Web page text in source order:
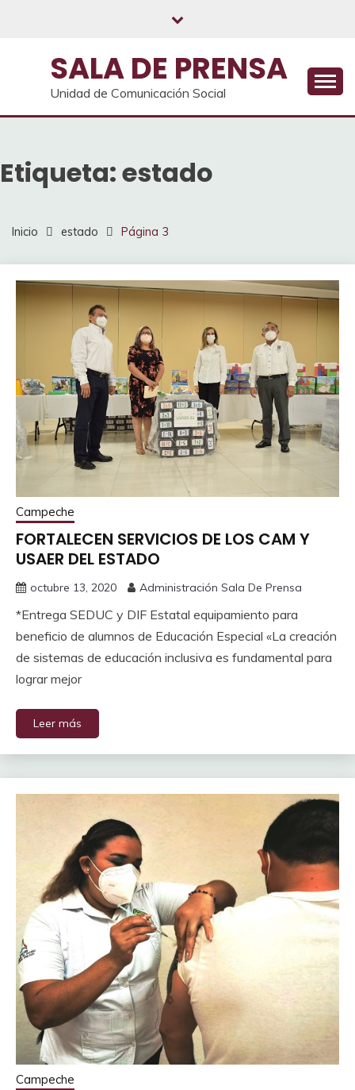
SALA DE PRENSA
Unidad de Comunicación Social
Etiqueta:estado
Inicio estado Página 3
Campeche
FORTALECEN SERVICIOS DE LOS CAM Y
USAER DEL ESTADO
octubre 13, 2020 Administración Sala De Prensa
*Entrega SEDUC y DIF Estatal equipamiento para
beneficio de alumnos de Educación Especial «La creación
de sistemas de educación inclusiva es fundamental para
lograr mejor
Leer más
Campeche